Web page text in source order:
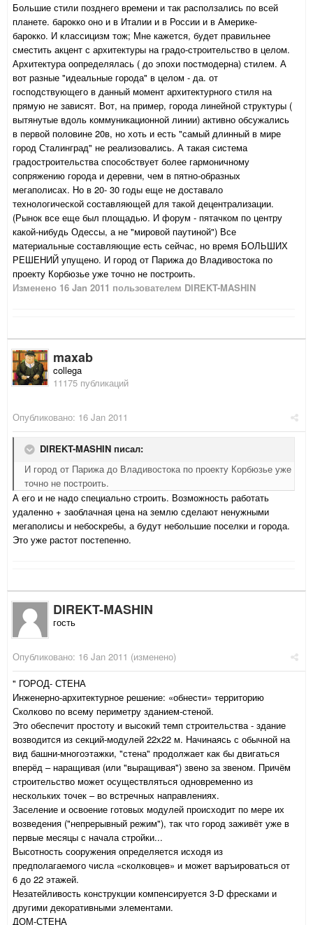
Большие стили позднего времени и так расползались по всей
планете. барокко оно и в Италии и в России и в Америке-
барокко. И классицизм тож; Мне кажется, будет правильнее
сместить акцент с архитектуры на градо-строительство в целом.
Архитектура оопределялась ( до эпохи постмодерна) стилем. А
вот разные "идеальные города" в целом - да. от
господствующего в данный момент архитектурного стиля на
прямую не зависят. Вот, на пример, города линейной структуры (
вытянутые вдоль коммуникационной линии) активно обсужались
в первой половине 20в, но хоть и есть "самый длинный в мире
город Сталинград" не реализовались. А такая система
градостроительства способствует более гармоничному
сопряжению города и деревни, чем в пятно-образных
мегаполисах. Но в 20- 30 годы еще не доставало
технологической составляющей для такой децентрализации.
(Рынок все еще был площадью. И форум - пятачком по центру
какой-нибудь Одессы, а не "мировой паутиной") Все
материальные составляющие есть сейчас, но время БОЛЬШИХ
РЕШЕНИЙ упущено. И город от Парижа до Владивостока по
проекту Корбюзье уже точно не построить.
Изменено 16 Jan 2011 пользователем DIREKT-MASHIN
maxab
collega
11175 публикаций
Опубликовано: 16 Jan 2011
DIREKT-MASHIN писал:
И город от Парижа до Владивостока по проекту Корбюзье уже
точно не построить.
А его и не надо специально строить. Возможность работать
удаленно + заоблачная цена на землю сделают ненужными
мегаполисы и небоскребы, а будут небольшие поселки и города.
Это уже растот постепенно.
DIREKT-MASHIN
гость
Опубликовано: 16 Jan 2011 (изменено)
" ГОРОД- СТЕНА
Инженерно-архитектурное решение: «обнести» территорию
Сколково по всему периметру зданием-стеной.
Это обеспечит простоту и высокий темп строительства - здание
возводится из секций-модулей 22х22 м. Начинаясь с обычной на
вид башни-многоэтажки, "стена" продолжает как бы двигаться
вперёд – наращивая (или "выращивая") звено за звеном. Причём
строительство может осуществляться одновременно из
нескольких точек – во встречных направлениях.
Заселение и освоение готовых модулей происходит по мере их
возведения ("непрерывный режим"), так что город заживёт уже в
первые месяцы с начала стройки...
Высотность сооружения определяется исходя из
предполагаемого числа «сколковцев» и может варъироваться от
6 до 22 этажей.
Незатейливость конструкции компенсируется 3-D фресками и
другими декоративными элементами.
ДОМ-СТЕНА